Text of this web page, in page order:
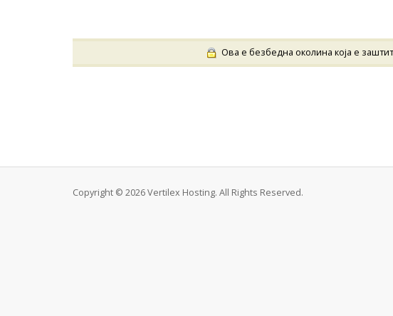
Ова е безбедна околина која е
Copyright © 2026 Vertilex Hosting. All Rights Reserved.